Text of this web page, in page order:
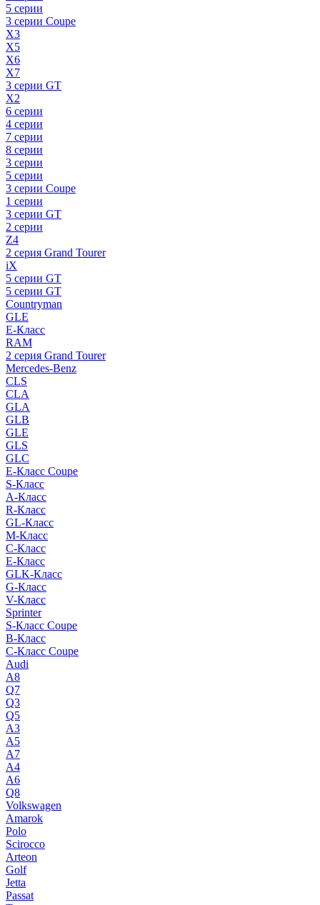
5 серии
3 серии Coupe
X3
X5
X6
X7
3 серии GT
X2
6 серии
4 серии
7 серии
8 серии
3 серии
5 серии
3 серии Coupe
1 серии
3 серии GT
2 серии
Z4
2 серия Grand Tourer
iX
5 серии GT
5 серии GT
Countryman
GLE
E-Класс
RAM
2 серия Grand Tourer
Mercedes-Benz
CLS
CLA
GLA
GLB
GLE
GLS
GLC
E-Класс Coupe
S-Класс
A-Класс
R-Класс
GL-Класс
M-Класс
C-Класс
E-Класс
GLK-Класс
G-Класс
V-Класс
Sprinter
S-Класс Сoupe
B-Класс
C-Класс Coupe
Audi
A8
Q7
Q3
Q5
A3
A5
A7
A4
A6
Q8
Volkswagen
Amarok
Polo
Scirocco
Arteon
Golf
Jetta
Passat